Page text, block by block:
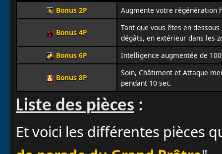
Bonus 2P
Augmente votre régénération
Bonus 4P
Tant que vous êtes en
dégâts, en extérieur dans les
Bonus 6P
Intelligence augmentée de
Bonus 8P
Soin, Châtiment et Attaque
pendant 10 sec.
Liste des pièces :
Et voici les différentes pièces